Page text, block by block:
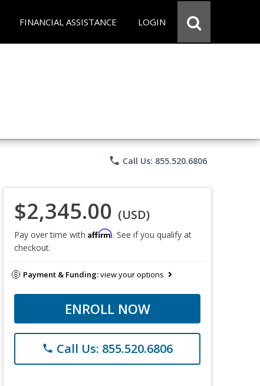
FINANCIAL ASSISTANCE LOGIN
phone Call Us: 855.520.6806
$2,345.00 (USD)
Pay over time with Affirm. See if you qualify at
checkout.
Payment & Funding:view your options
ENROLL NOW
phone Call Us: 855.520.6806